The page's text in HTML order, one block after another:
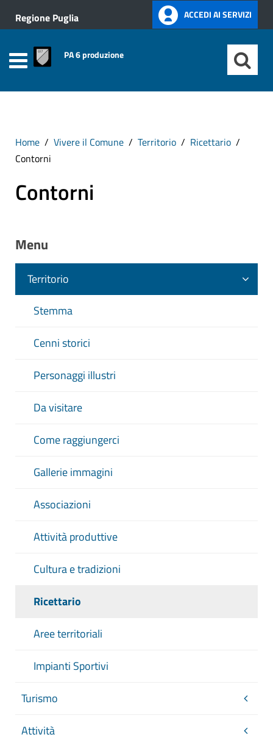
Regione Puglia ACCEDI AI SERVIZI
PA 6 produzione
Home Vivere il Comune Territorio
Ricettario
Contorni
Contorni
Menu
Territorio
Stemma
Cenni storici
Personaggi illustri
Da visitare
Come raggiungerci
Gallerie immagini
Associazioni
Attività produttive
Cultura e tradizioni
Ricettario
Aree territoriali
Impianti Sportivi
Turismo
Attività